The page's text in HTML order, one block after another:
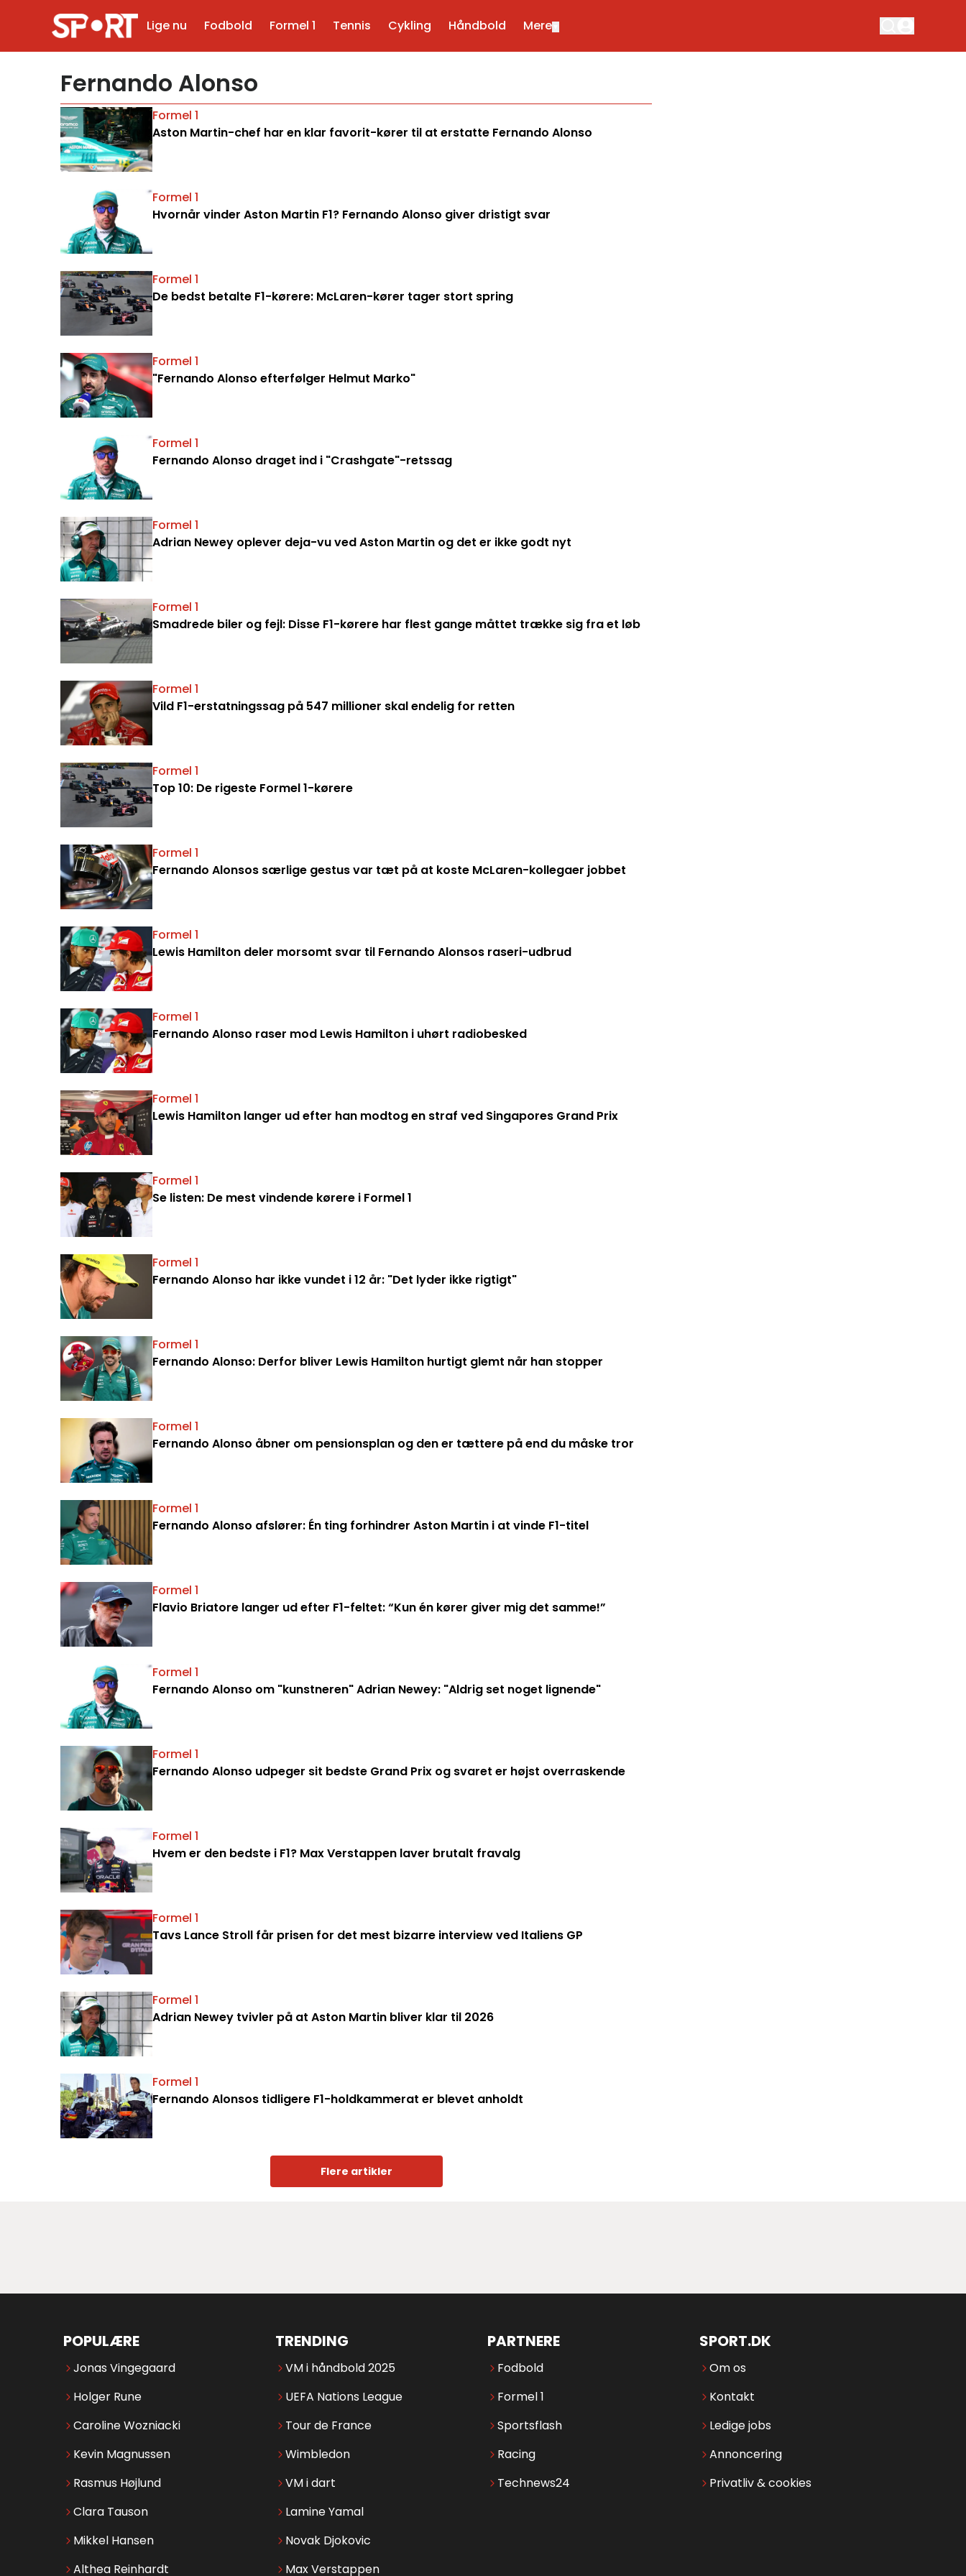
Lige nu Fodbold Formel 1 Tennis Cykling Håndbold Mere
Fernando Alonso
Formel 1
Aston Martin-chef har en klar favorit-kører til at erstatte Fernando Alonso
Formel 1
Hvornår vinder Aston Martin F1? Fernando Alonso giver dristigt svar
Formel 1
De bedst betalte F1-kørere: McLaren-kører tager stort spring
Formel 1
"Fernando Alonso efterfølger Helmut Marko"
Formel 1
Fernando Alonso draget ind i "Crashgate"-retssag
Formel 1
Adrian Newey oplever deja-vu ved Aston Martin og det er ikke godt nyt
Formel 1
Smadrede biler og fejl: Disse F1-kørere har flest gange måttet trække sig fra et løb
Formel 1
Vild F1-erstatningssag på 547 millioner skal endelig for retten
Formel 1
Top 10: De rigeste Formel 1-kørere
Formel 1
Fernando Alonsos særlige gestus var tæt på at koste McLaren-kollegaer jobbet
Formel 1
Lewis Hamilton deler morsomt svar til Fernando Alonsos raseri-udbrud
Formel 1
Fernando Alonso raser mod Lewis Hamilton i uhørt radiobesked
Formel 1
Lewis Hamilton langer ud efter han modtog en straf ved Singapores Grand Prix
Formel 1
Se listen: De mest vindende kørere i Formel 1
Formel 1
Fernando Alonso har ikke vundet i 12 år: "Det lyder ikke rigtigt"
Formel 1
Fernando Alonso: Derfor bliver Lewis Hamilton hurtigt glemt når han stopper
Formel 1
Fernando Alonso åbner om pensionsplan og den er tættere på end du måske tror
Formel 1
Fernando Alonso afslører: Én ting forhindrer Aston Martin i at vinde F1-titel
Formel 1
Flavio Briatore langer ud efter F1-feltet: “Kun én kører giver mig det samme!”
Formel 1
Fernando Alonso om "kunstneren" Adrian Newey: "Aldrig set noget lignende"
Formel 1
Fernando Alonso udpeger sit bedste Grand Prix og svaret er højst overraskende
Formel 1
Hvem er den bedste i F1? Max Verstappen laver brutalt fravalg
Formel 1
Tavs Lance Stroll får prisen for det mest bizarre interview ved Italiens GP
Formel 1
Adrian Newey tvivler på at Aston Martin bliver klar til 2026
Formel 1
Fernando Alonsos tidligere F1-holdkammerat er blevet anholdt
Flere artikler
POPULÆRE
Jonas Vingegaard
Holger Rune
Caroline Wozniacki
Kevin Magnussen
Rasmus Højlund
Clara Tauson
Mikkel Hansen
Althea Reinhardt
TRENDING
VM i håndbold 2025
UEFA Nations League
Tour de France
Wimbledon
VM i dart
Lamine Yamal
Novak Djokovic
Max Verstappen
PARTNERE
Fodbold
Formel 1
Sportsflash
Racing
Technews24
SPORT.DK
Om os
Kontakt
Ledige jobs
Annoncering
Privatliv & cookies